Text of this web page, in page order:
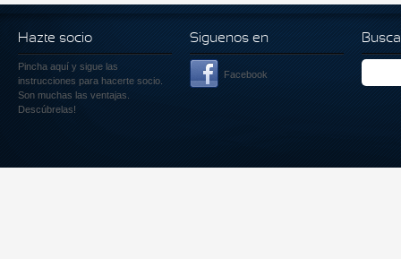
Hazte socio
Pincha aquí y sigue las
instrucciones para hacerte socio.
Son muchas las ventajas.
Descúbrelas!
Siguenos en
Facebook